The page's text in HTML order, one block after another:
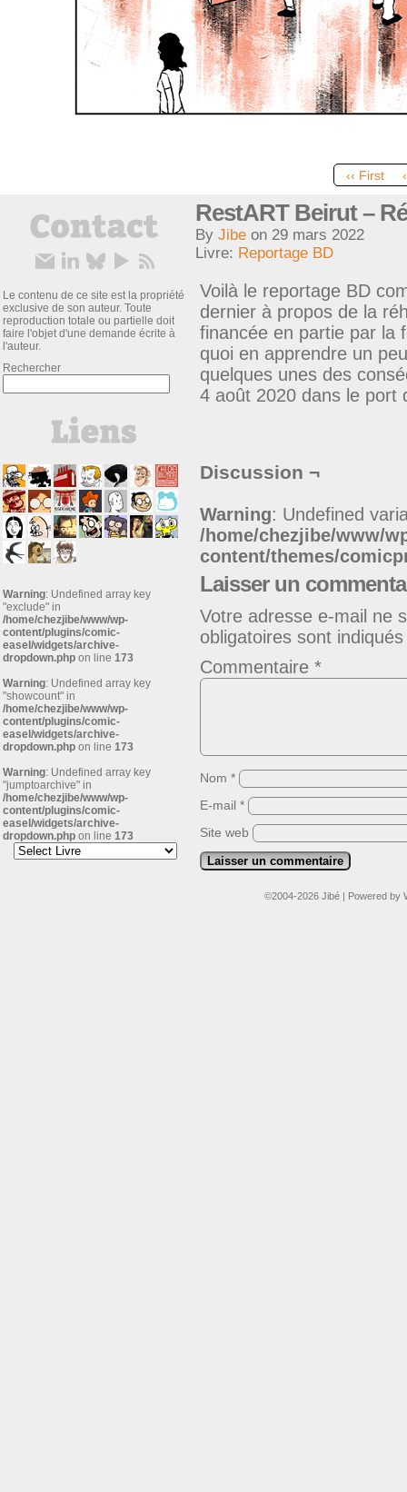
‹‹ First
Le contenu de ce site est la propriété
exclusive de son auteur. Toute
reproduction totale ou partielle doit
faire l'objet d'une demande écrite à
l'auteur.
Rechercher
Warning: Undefined array key
"exclude" in
/home/chezjibe/www/wp-
content/plugins/comic-
easel/widgets/archive-
dropdown.php on line 173
Warning: Undefined array key
"showcount" in
/home/chezjibe/www/wp-
content/plugins/comic-
easel/widgets/archive-
dropdown.php on line 173
Warning: Undefined array key
"jumptoarchive" in
/home/chezjibe/www/wp-
content/plugins/comic-
easel/widgets/archive-
dropdown.php on line 173
RestART Beirut –
By Jibe on 29 mars 2022
Livre: Reportage BD
Voilà le reportage BD
dernier à propos de la
financée en partie par la
quoi en apprendre un
quelques unes des
4 août 2020 dans le port
Discussion ¬
Warning: Undefined
/home/chezjibe/www/
content/themes/
Laisser un
Votre adresse e-mail ne
obligatoires sont
Commentaire *
Nom *
E-mail *
Site web
©2004-2026 Jibé | Powered by